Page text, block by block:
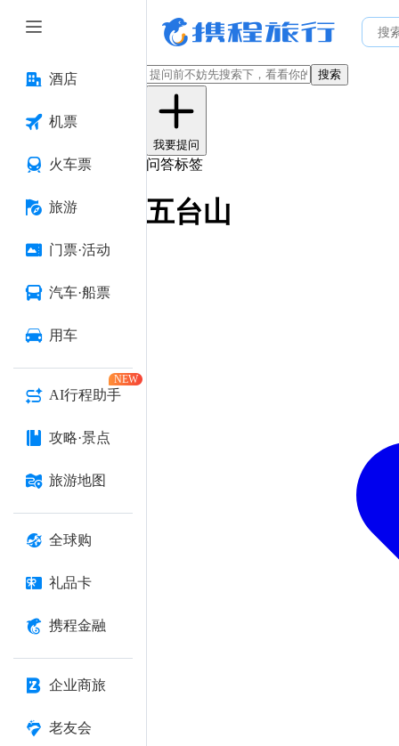
酒店
机票
火车票
旅游
门票·活动
汽车·船票
用车
AI行程助手
NEW
攻略·景点
旅游地图
全球购
礼品卡
携程金融
企业商旅
老友会
搜索
我要提问
问答标签
五台山